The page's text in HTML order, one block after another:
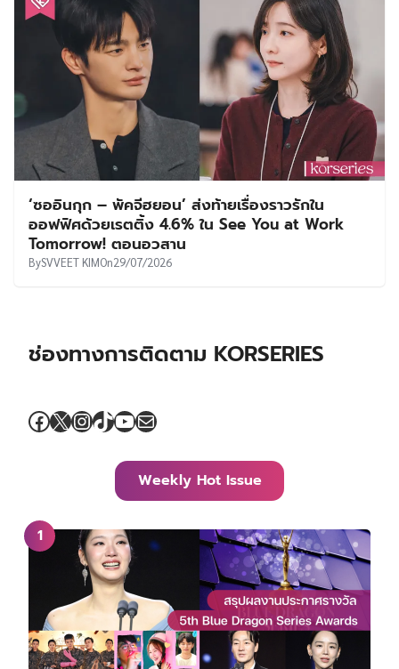
‘ซออินกุก – พัคจีฮยอน’ ส่งท้ายเรื่องราวรักใน
ออฟฟิศด้วยเรตติ้ง 4.6% ใน See You at Work
Tomorrow! ตอนอวสาน
BySVVEET KIMOn29/07/2026
ช่องทางการติดตาม KORSERIES
Facebook
X Instagram
TikTok
YouTube
Mail
Weekly Hot Issue